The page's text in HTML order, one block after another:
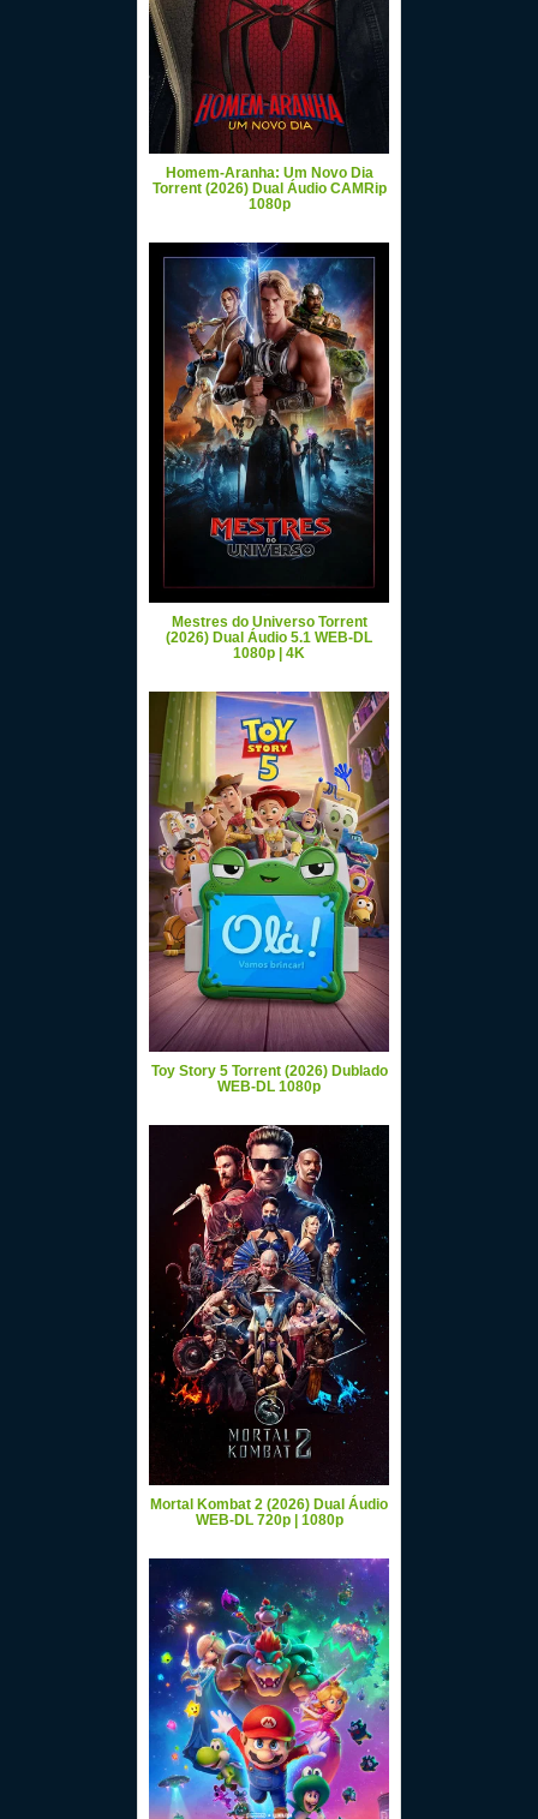
Homem-Aranha: Um Novo Dia
Torrent (2026) Dual Áudio CAMRip
1080p
Mestres do Universo Torrent
(2026) Dual Áudio 5.1 WEB-DL
1080p | 4K
Toy Story 5 Torrent (2026) Dublado
WEB-DL 1080p
Mortal Kombat 2 (2026) Dual Áudio
WEB-DL 720p | 1080p